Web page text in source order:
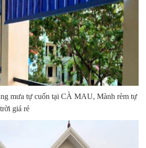
mưa tự cuốn tại CÀ MAU, Mành rèm tự
giá rẻ